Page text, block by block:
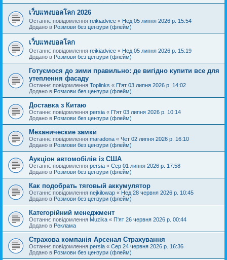
เว็บแทงบอลโลก 2026
Останнє повідомлення reikiadvice « Нед 05 липня 2026 р. 15:54
Додано в Розмови без цензури (флейм)
เว็บแทงบอลโลก
Останнє повідомлення reikiadvice « Нед 05 липня 2026 р. 15:19
Додано в Розмови без цензури (флейм)
Готуємося до зими правильно: де вигідно купити все для
утеплення фасаду
Останнє повідомлення Toplinks « П'ят 03 липня 2026 р. 14:02
Додано в Розмови без цензури (флейм)
Доставка з Китаю
Останнє повідомлення persia « П'ят 03 липня 2026 р. 10:14
Додано в Розмови без цензури (флейм)
Механические замки
Останнє повідомлення maradona « Чет 02 липня 2026 р. 16:10
Додано в Розмови без цензури (флейм)
Аукціон автомобілів із США
Останнє повідомлення persia « Сер 01 липня 2026 р. 17:58
Додано в Розмови без цензури (флейм)
Как подобрать тяговый аккумулятор
Останнє повідомлення nejkilowap « Нед 28 червня 2026 р. 10:45
Додано в Розмови без цензури (флейм)
Категорійний менеджмент
Останнє повідомлення Muzika « П'ят 26 червня 2026 р. 00:44
Додано в Реклама
Страхова компанія Арсенал Страхування
Останнє повідомлення persia « Сер 24 червня 2026 р. 16:36
Додано в Розмови без цензури (флейм)